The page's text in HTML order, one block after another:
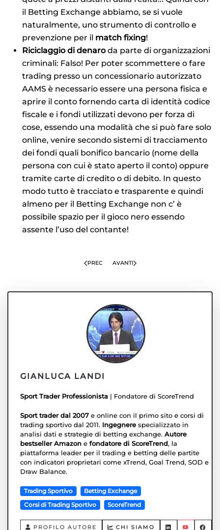
il Betting Exchange abbiamo, se si vuole
naturalmente, uno strumento di controllo e
prevenzione per il match fixing!
Riciclaggio di denaroda parte di organizzazioni
criminali: Falso! Per poter scommettere o fare
trading presso un concessionario autorizzato
AAMS è necessario essere una persona fisica e
aprire il conto fornendo carta di identità codice
fiscale e i fondi utilizzati devono per forza di
cose, essendo una modalità che si può fare solo
online, venire secondo sistemi di tracciamento
dei fondi quali bonifico bancario (nome della
persona con cui è stato aperto il conto) oppure
tramite carte di credito o di debito. In questo
modo tutto è tracciato e trasparente e quindi
almeno per il Betting Exchange non c’ è
possibile spazio per il gioco nero essendo
assente l’uso del contante!
PREC AVANTI
GIANLUCA LANDI
Sport Trader Professionista | Fondatore di ScoreTrend
Sport trader dal 2007 e online con il primo sito e corsi di
trading sportivo dal 2011. Ingegnere specializzato in
analisi dati e strategie di betting exchange. Autore
bestseller Amazon e fondatore di ScoreTrend, la
piattaforma leader per il trading e betting delle partite
con indicatori proprietari come xTrend, Goal Trend, SOD e
Draw Balance.
Trading Sportivo
Betting Exchange
Corsi di Trading Sportivo
ScoreTrend
PROFILO AUTORE CHI SIAMO